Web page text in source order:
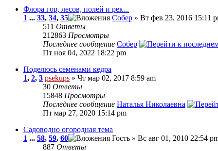
Флора гор, лесов, полей и рек...
1 ... 33, 34, 35 Собер » Вт фев 23, 2016 15:11
511 Ответы
212863 Просмотры
Последнее сообщение Собер
Пт ноя 04, 2022 18:22 pm
Поделюсь семенами кедра
1, 2, 3 psekups » Чт мар 02, 2017 8:59 am
30 Ответы
15848 Просмотры
Последнее сообщение Наталья Николаевна
Пт мар 27, 2020 15:14 pm
Садоводно огородная тема
1 ... 58, 59, 60
Гость » Вс авг 01, 2010 22:54
887 Ответы